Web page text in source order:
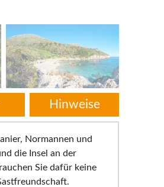
Normannen und
die Insel an der
Sie dafür keine
Hinweise